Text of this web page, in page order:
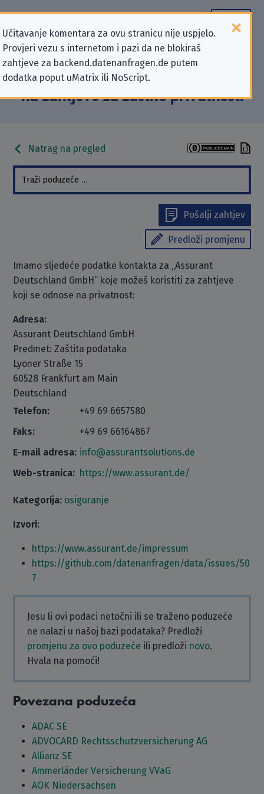
Učitavanje komentara za ovu stranicu nije uspjelo.
Provjeri vezu s internetom i pazi da ne blokiraš
zahtjeve za backend.datenanfragen.de putem
dodatka poput uMatrix ili NoScript.
Podaci kontakta „Assurant
Deutschland GmbH” koji se odnose
na zahtjeve za zaštitu privatnosti
Natrag na pregled
Pošalji zahtjev
Predloži promjenu
Imamo sljedeće podatke kontakta za „Assurant
Deutschland GmbH“ koje možeš koristiti za zahtjeve
koji se odnose na privatnost:
Adresa:
Assurant Deutschland GmbH
Predmet: Zaštita podataka
Lyoner Straße 15
60528 Frankfurt am Main
Deutschland
Telefon:
+49 69 6657580
Faks:
+49 69 66164867
E-mail adresa: info@assurantsolutions.de
Web-stranica: https://www.assurant.de/
Kategorija: osiguranje
Izvori:
https://www.assurant.de/impressum
https://github.com/datenanfragen/data/issues/50
7
Jesu li ovi podaci netočni ili se traženo poduzeće
ne nalazi u našoj bazi podataka? Predloži
promjenu za ovo poduzeće ili predloži novo.
Hvala na pomoći!
Povezana poduzeća
ADAC SE
ADVOCARD Rechtsschutzversicherung AG
Allianz SE
Ammerländer Versicherung VVaG
AOK Niedersachsen